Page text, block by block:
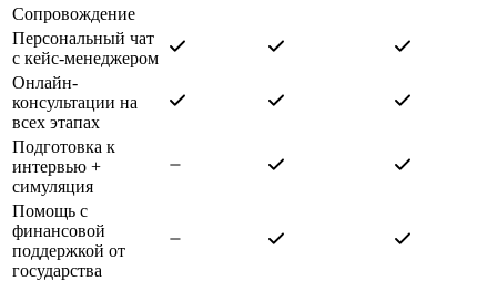
Сопровождение
Персональный чат
с кейс-менеджером
Онлайн-
консультации на
всех этапах
Подготовка к
интервью +
симуляция
Помощь с
финансовой
поддержкой от
государства